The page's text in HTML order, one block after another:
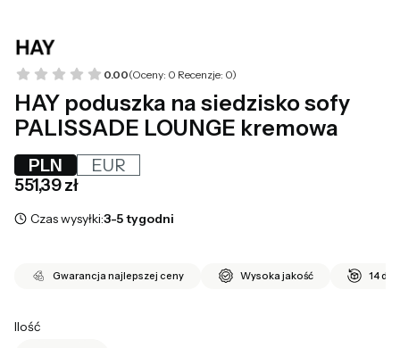
0.00(Oceny: 0 Recenzje: 0)
HAY poduszka na siedzisko sofy
PALISSADE LOUNGE kremowa
PLN
EUR
Cena
551,39 zł
Czas wysyłki:3-5 tygodni
Gwarancja najlepszej ceny Wysoka jakość 14 dni
Ilość